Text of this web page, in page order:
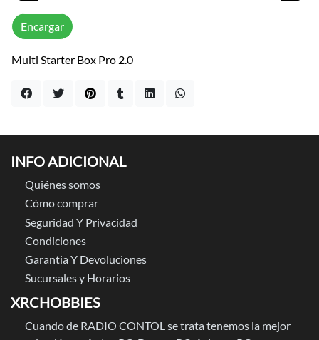
Encargar
Multi Starter Box Pro 2.0
INFO ADICIONAL
Quiénes somos
Cómo comprar
Seguridad Y Privacidad
Condiciones
Garantia Y Devoluciones
Sucursales y Horarios
XRCHOBBIES
Cuando de RADIO CONTOL se trata tenemos la mejor